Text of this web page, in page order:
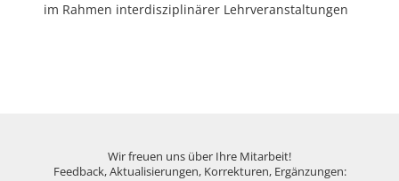
im Rahmen interdisziplinärer Lehrveranstaltungen
Wir freuen uns über Ihre Mitarbeit!
Feedback, Aktualisierungen, Korrekturen, Ergänzungen: